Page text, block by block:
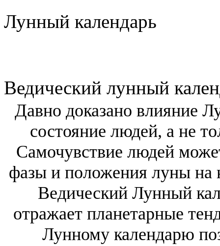
Лунный календарь
Ведический лунный
Давно доказано влияние
состояние людей, а не
Самочувствие людей
фазы и положения луны на
Ведический Лунный
отражает планетарные
Лунному календарю